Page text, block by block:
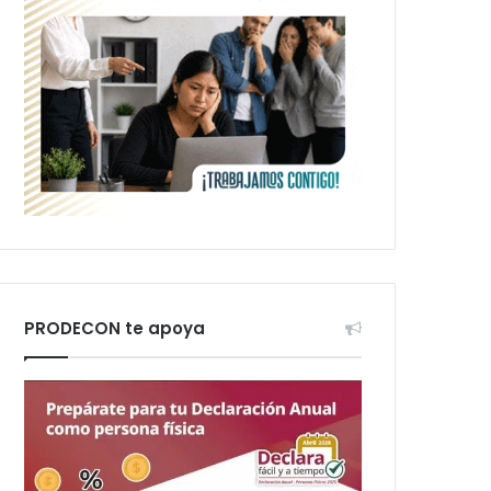
PRODECON te apoya